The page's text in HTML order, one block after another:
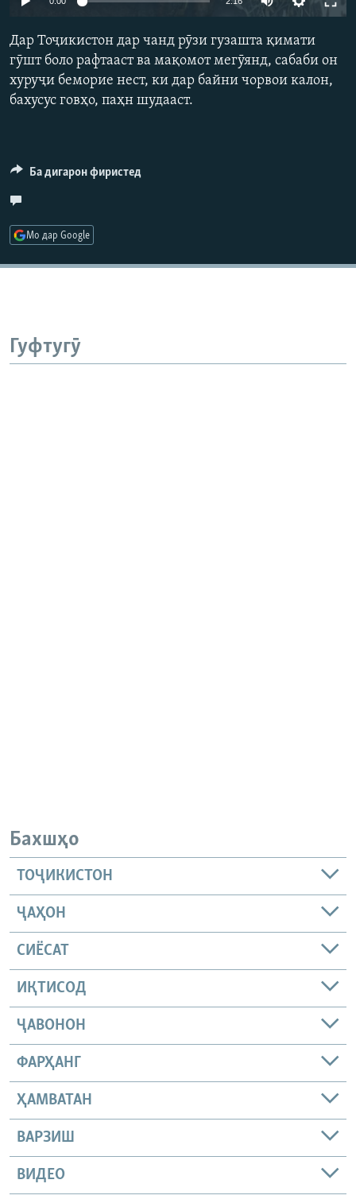
ПАЙГИРӢ КУНЕД
Ҳамаи сомонаҳои RFE/RL
Auto 240p
360p
480p
Дар Тоҷикистон дар чанд рӯзи гузашта қимати
гӯшт боло рафтааст ва мақомот мегӯянд, сабаби он
хуруҷи беморие нест, ки дар байни чорвои калон,
бахусус говҳо, паҳн шудааст.
Ба дигарон фиристед
Мо дар Google
Гуфтугӯ
Бахшҳо
ТОҶИКИСТОН
ҶАҲОН
СИЁСАТ
ИҚТИСОД
ҶАВОНОН
ФАРҲАНГ
ҲАМВАТАН
ВАРЗИШ
ВИДЕО